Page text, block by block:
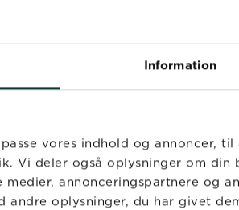
Information
vores indhold og annoncer,
Vi deler også oplysninger om din
annonceringspartnere og
andre oplysninger, du har givet
Plantenæring